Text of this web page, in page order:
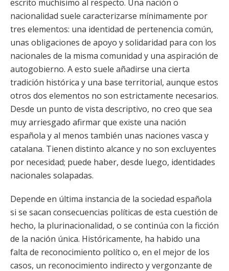
escrito muchísimo al respecto. Una nación o
nacionalidad suele caracterizarse mínimamente por
tres elementos: una identidad de pertenencia común,
unas obligaciones de apoyo y solidaridad para con los
nacionales de la misma comunidad y una aspiración de
autogobierno. A esto suele añadirse una cierta
tradición histórica y una base territorial, aunque estos
otros dos elementos no son estrictamente necesarios.
Desde un punto de vista descriptivo, no creo que sea
muy arriesgado afirmar que existe una nación
española y al menos también unas naciones vasca y
catalana. Tienen distinto alcance y no son excluyentes
por necesidad; puede haber, desde luego, identidades
nacionales solapadas.
Depende en última instancia de la sociedad española
si se sacan consecuencias políticas de esta cuestión de
hecho, la plurinacionalidad, o se continúa con la ficción
de la nación única. Históricamente, ha habido una
falta de reconocimiento político o, en el mejor de los
casos, un reconocimiento indirecto y vergonzante de